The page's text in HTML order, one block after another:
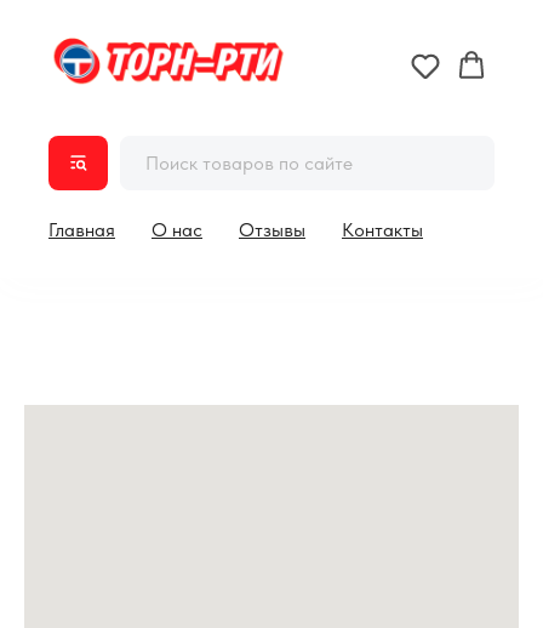
Главная О нас Отзывы Контакты